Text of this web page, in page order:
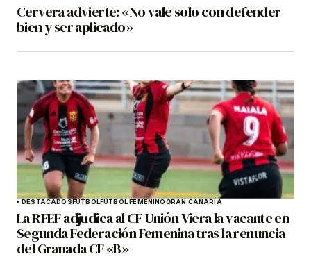
Cervera advierte: «No vale solo con defender
bien y ser aplicado»
DESTACADOSFÚTBOLFÚTBOL FEMENINOGRAN CANARIA
La RFEF adjudica al CF Unión Viera la vacante en
Segunda Federación Femenina tras la renuncia
del Granada CF «B»